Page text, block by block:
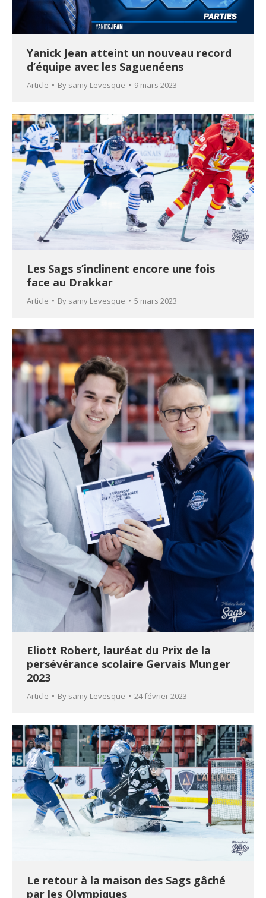
Yanick Jean atteint un nouveau record
d’équipe avec les Saguenéens
Article By samy Levesque 9 mars 2023
Les Sags s’inclinent encore une fois
face au Drakkar
Article By samy Levesque 5 mars 2023
Eliott Robert, lauréat du Prix de la
persévérance scolaire Gervais Munger
2023
Article By samy Levesque 24 février 2023
Le retour à la maison des Sags gâché
par les Olympiques